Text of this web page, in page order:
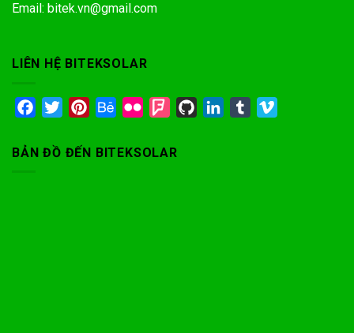
Email: bitek.vn@gmail.com
LIÊN HỆ BITEKSOLAR
FacebookTwitterPinterestBehance
Flickr Foursquare
GitHub LinkedIn
Tumblr
BẢN ĐỒ ĐẾN BITEKSOLAR